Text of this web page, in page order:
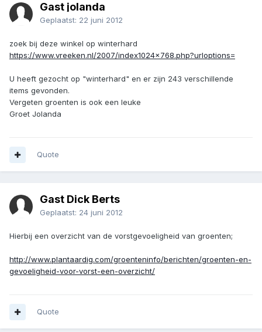
Gast jolanda
Geplaatst: 22 juni 2012
zoek bij deze winkel op winterhard
https://www.vreeken.nl/2007/index1024x768.php?urloptions=
U heeft gezocht op "winterhard" en er zijn 243 verschillende
items gevonden.
Vergeten groenten is ook een leuke
Groet Jolanda
Quote
Gast Dick Berts
Geplaatst: 24 juni 2012
Hierbij een overzicht van de vorstgevoeligheid van groenten;
http://www.plantaardig.com/groenteninfo/berichten/groenten-en-
gevoeligheid-voor-vorst-een-overzicht/
Quote